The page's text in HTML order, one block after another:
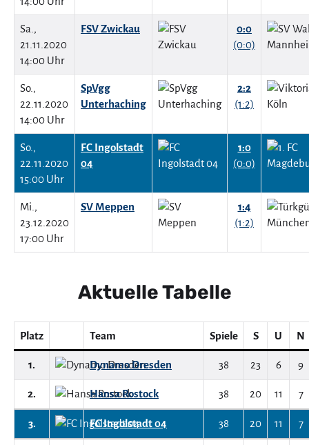
Sa.,
21.11.2020
14:00 Uhr
FSV Zwickau
0:0
(0:0)
So.,
22.11.2020
14:00 Uhr
SpVgg
Unterhaching
2:2
(1:2)
So.,
22.11.2020
15:00 Uhr
FC Ingolstadt
04
1:0
(0:0)
Mi.,
23.12.2020
17:00 Uhr
SV Meppen
1:4
(1:2)
Aktuelle Tabelle
Platz Team Spiele S U N
1. Dynamo Dresden 38 23 6 9
2. Hansa Rostock 38 20 11 7
3. FC Ingolstadt 04 38 20 11 7